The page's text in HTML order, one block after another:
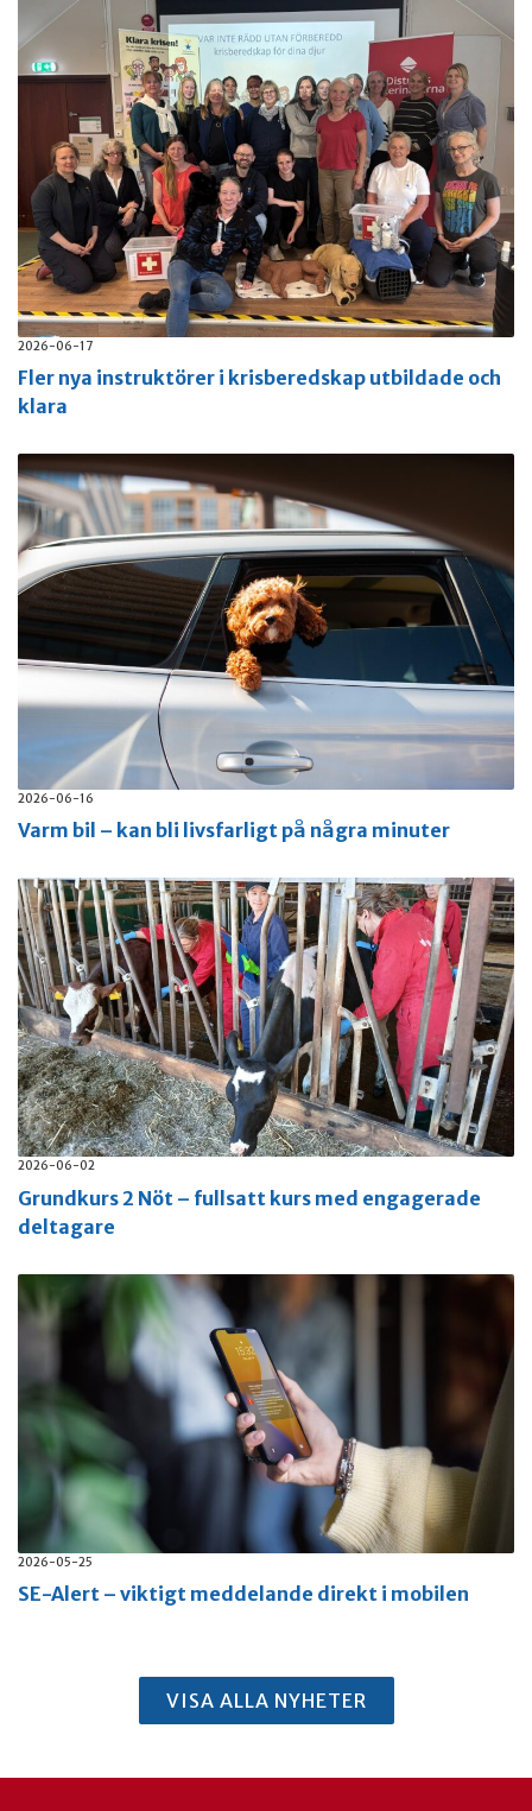
2026-06-17
Fler nya instruktörer i krisberedskap utbildade och
klara
2026-06-16
Varm bil – kan bli livsfarligt på några minuter
2026-06-02
Grundkurs 2 Nöt – fullsatt kurs med engagerade
deltagare
2026-05-25
SE-Alert – viktigt meddelande direkt i mobilen
VISA ALLA NYHETER